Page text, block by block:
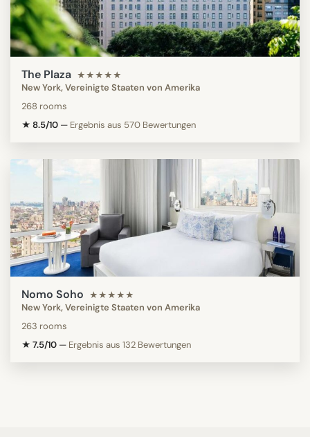
The Plaza ★★★★★
New York, Vereinigte Staaten von Amerika
268 rooms
★ 8.5/10 — Ergebnis aus 570 Bewertungen
Nomo Soho ★★★★★
New York, Vereinigte Staaten von Amerika
263 rooms
★ 7.5/10 — Ergebnis aus 132 Bewertungen